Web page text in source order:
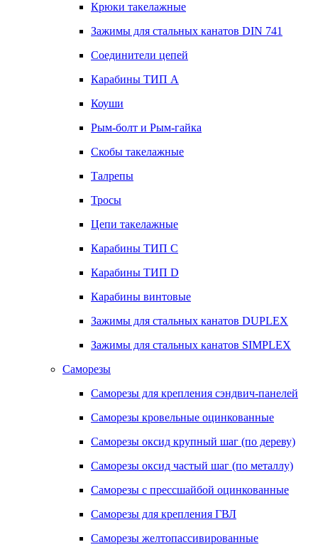
Крюки такелажные
Зажимы для стальных канатов DIN 741
Соединители цепей
Карабины ТИП А
Коуши
Рым-болт и Рым-гайка
Скобы такелажные
Талрепы
Тросы
Цепи такелажные
Карабины ТИП C
Карабины ТИП D
Карабины винтовые
Зажимы для стальных канатов DUPLEX
Зажимы для стальных канатов SIMPLEX
Саморезы
Саморезы для крепления сэндвич-панелей
Саморезы кровельные оцинкованные
Саморезы оксид крупный шаг (по дереву)
Саморезы оксид частый шаг (по металлу)
Саморезы с прессшайбой оцинкованные
Саморезы для крепления ГВЛ
Саморезы желтопассивированные